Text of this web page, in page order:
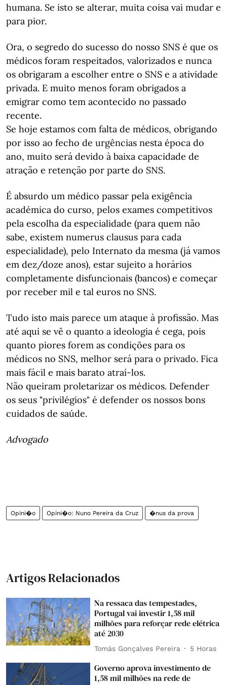
humana. Se isto se alterar, muita coisa vai mudar e
para pior.
Ora, o segredo do sucesso do nosso SNS é que os
médicos foram respeitados, valorizados e nunca
os obrigaram a escolher entre o SNS e a atividade
privada. E muito menos foram obrigados a
emigrar como tem acontecido no passado
recente.
Se hoje estamos com falta de médicos, obrigando
por isso ao fecho de urgências nesta época do
ano, muito será devido à baixa capacidade de
atração e retenção por parte do SNS.
É absurdo um médico passar pela exigência
académica do curso, pelos exames competitivos
pela escolha da especialidade (para quem não
sabe, existem numerus clausus para cada
especialidade), pelo Internato da mesma (já vamos
em dez/doze anos), estar sujeito a horários
completamente disfuncionais (bancos) e começar
por receber mil e tal euros no SNS.
Tudo isto mais parece um ataque à profissão. Mas
até aqui se vê o quanto a ideologia é cega, pois
quanto piores forem as condições para os
médicos no SNS, melhor será para o privado. Fica
mais fácil e mais barato atraí-los.
Não queiram proletarizar os médicos. Defender
os seus "privilégios" é defender os nossos bons
cuidados de saúde.
Advogado
Opini�o Opini�o: Nuno Pereira da Cruz �nus da prova
Artigos Relacionados
Na ressaca das tempestades,
Portugal vai investir 1,58 mil
milhões para reforçar rede elétrica
até 2030
Tomás Gonçalves Pereira 5 Horas
Governo aprova investimento de
1,58 mil milhões na rede de